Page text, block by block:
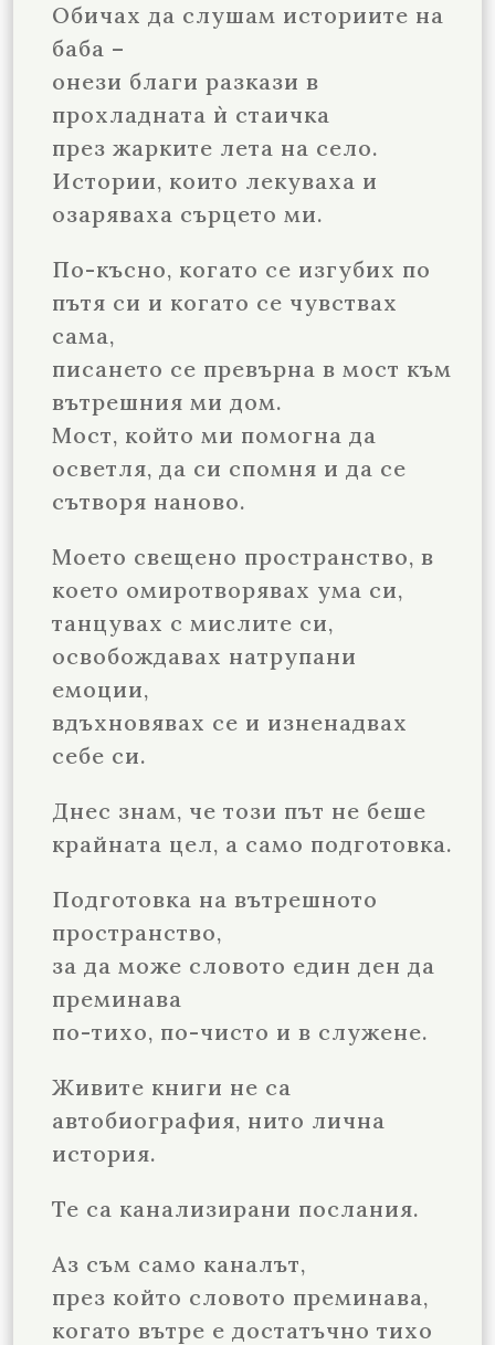
Обичах да слушам историите на
баба –
онези благи разкази в
прохладната ѝ стаичка
през жарките лета на село.
Истории, които лекуваха и
озаряваха сърцето ми.
По-късно, когато се изгубих по
пътя си и когато се чувствах
сама,
писането се превърна в мост към
вътрешния ми дом.
Мост, който ми помогна да
осветля, да си спомня и да се
сътворя наново.
Моето свещено пространство, в
което омиротворявах ума си,
танцувах с мислите си,
освобождавах натрупани
емоции,
вдъхновявах се и изненадвах
себе си.
Днес знам, че този път не беше
крайната цел, а само подготовка.
Подготовка на вътрешното
пространство,
за да може словото един ден да
преминава
по-тихо, по-чисто и в служене.
Живите книги не са
автобиография, нито лична
история.
Те са канализирани послания.
Аз съм само каналът,
през който словото преминава,
когато вътре е достатъчно тихо